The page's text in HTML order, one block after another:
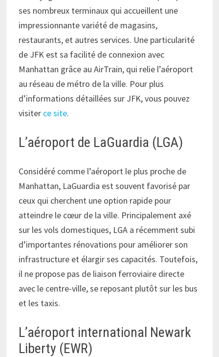
ses nombreux terminaux qui accueillent une
impressionnante variété de magasins,
restaurants, et autres services. Une particularité
de JFK est sa facilité de connexion avec
Manhattan grâce au AirTrain, qui relie l’aéroport
au réseau de métro de la ville. Pour plus
d’informations détaillées sur JFK, vous pouvez
visiter ce site.​
L’aéroport de LaGuardia (LGA)
Considéré comme l’aéroport le plus proche de
Manhattan, LaGuardia est souvent favorisé par
ceux qui cherchent une option rapide pour
atteindre le cœur de la ville. Principalement axé
sur les vols domestiques, LGA a récemment subi
d’importantes rénovations pour améliorer son
infrastructure et élargir ses capacités. Toutefois,
il ne propose pas de liaison ferroviaire directe
avec le centre-ville, se reposant plutôt sur les bus
et les taxis.
L’aéroport international Newark
Liberty (EWR)